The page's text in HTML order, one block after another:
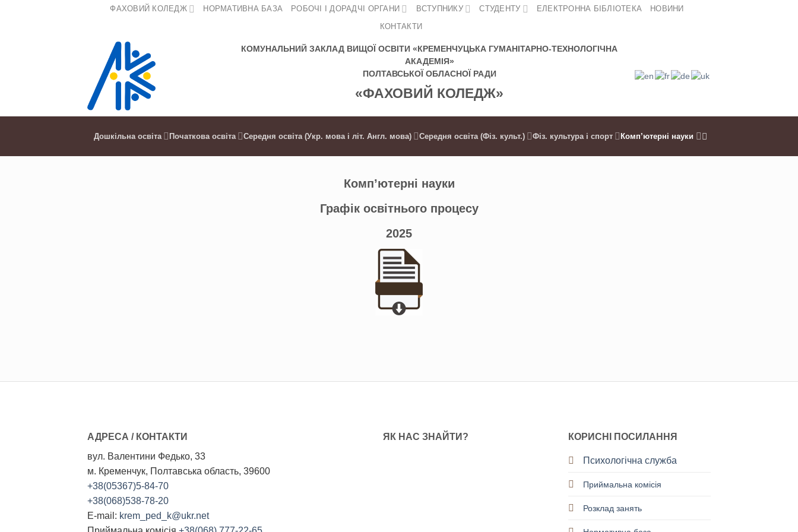
ФАХОВИЙ КОЛЕДЖ НОРМАТИВНА БАЗА РОБОЧІ І ДОРАДЧІ ОРГАНИ ВСТУПНИКУ СТУДЕНТУ ЕЛЕКТРОННА БІБЛІОТЕКА
НОВИНИ
КОНТАКТИ
КОМУНАЛЬНИЙ ЗАКЛАД ВИЩОЇ ОСВІТИ «КРЕМЕНЧУЦЬКА ГУМАНІТАРНО-ТЕХНОЛОГІЧНА
АКАДЕМІЯ»
ПОЛТАВСЬКОЇ ОБЛАСНОЇ РАДИ
«ФАХОВИЙ КОЛЕДЖ»
Дошкільна освіта Початкова освіта Середня освіта (Укр. мова і літ. Англ. мова) Середня освіта (Фіз. культ.) Фіз. культура і спорт Комп’ютерні науки
Комп’ютерні науки
Графік освітнього процесу
2025
АДРЕСА / КОНТАКТИ
вул. Валентини Федько, 33
м. Кременчук, Полтавська область, 39600
+38(05367)5-84-70
+38(068)538-78-20
E-mail: krem_ped_k@ukr.net
ЯК НАС ЗНАЙТИ? КОРИСНІ ПОСИЛАННЯ
Психологічна служба
Приймальна комісія
Розклад занять